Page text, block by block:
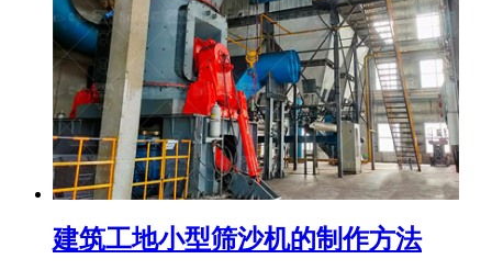
建筑工地小型筛沙机的制作方法